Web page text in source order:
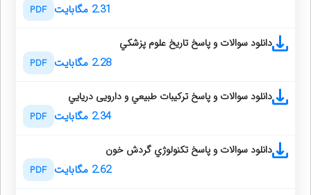
2.31 مگابایت PDF
دانلود سوالات و پاسخ تاريخ علوم پزشكي
2.28 مگابایت PDF
دانلود سوالات و پاسخ تركيبات طبيعي و دارویی دريايي
2.34 مگابایت PDF
دانلود سوالات و پاسخ تكنولوژي گردش خون
2.62 مگابایت PDF